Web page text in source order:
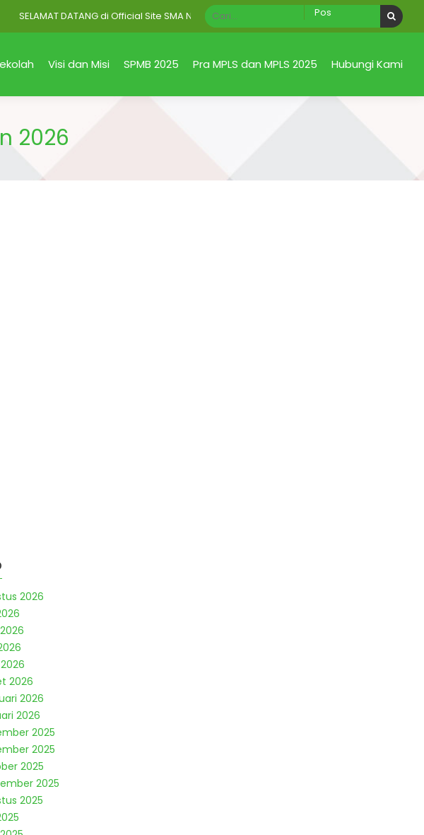
SELAMAT DATANG di Official Site SMA Negeri 1 Taman Sidoarjo Jawa Timur
Visi dan Misi SPMB 2025 Pra MPLS dan MPLS 2025 Hubungi Kami
2026
2026
2026
2026
2026
2025
2025
2025
2025
2025